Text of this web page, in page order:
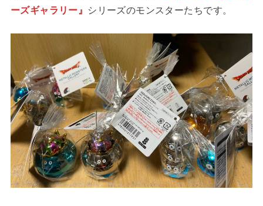
ーズギャラリー』 シリーズのモンスターたちです。